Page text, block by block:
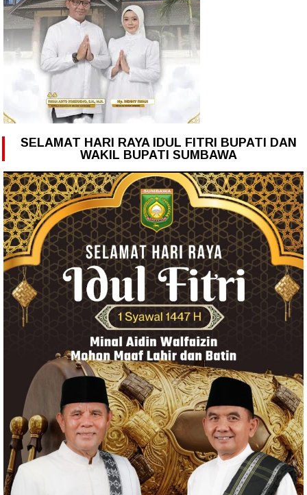
SELAMAT HARI RAYA IDUL FITRI BUPATI DAN
WAKIL BUPATI SUMBAWA